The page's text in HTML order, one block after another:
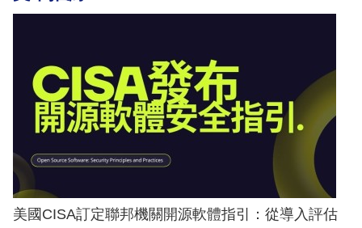
美國CISA訂定聯邦機關開源軟體指引：從導入評估